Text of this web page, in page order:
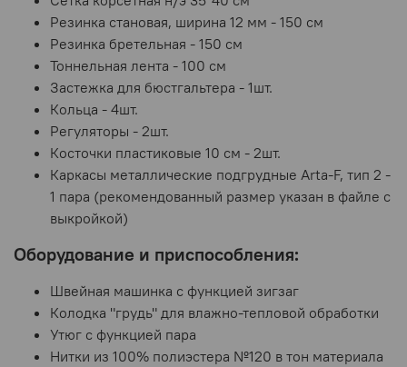
Резинка становая, ширина 12 мм - 150 см
Резинка бретельная - 150 см
Тоннельная лента - 100 см
Застежка для бюстгальтера - 1шт.
Кольца - 4шт.
Регуляторы - 2шт.
Косточки пластиковые 10 см - 2шт.
Каркасы металлические подгрудные Arta-F, тип 2 -
1 пара (рекомендованный размер указан в файле с
выкройкой)
Оборудование и приспособления:
Швейная машинка с функцией зигзаг
Колодка "грудь" для влажно-тепловой обработки
Утюг с функцией пара
Нитки из 100% полиэстера №120 в тон материала